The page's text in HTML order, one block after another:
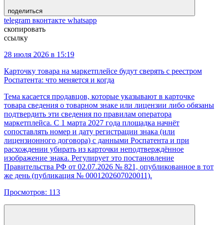
поделиться
telegram вконтакте whatsapp
скопировать
ссылку
28 июля 2026 в 15:19
Карточку товара на маркетплейсе будут сверять с реестром
Роспатента: что меняется и когда
Тема касается продавцов, которые указывают в карточке
товара сведения о товарном знаке или лицензии либо обязаны
подтвердить эти сведения по правилам оператора
маркетплейса. С 1 марта 2027 года площадка начнёт
сопоставлять номер и дату регистрации знака (или
лицензионного договора) с данными Роспатента и при
расхождении убирать из карточки неподтверждённое
изображение знака. Регулирует это постановление
Правительства РФ от 02.07.2026 № 821, опубликованное в тот
же день (публикация № 0001202607020011).
Просмотров: 113